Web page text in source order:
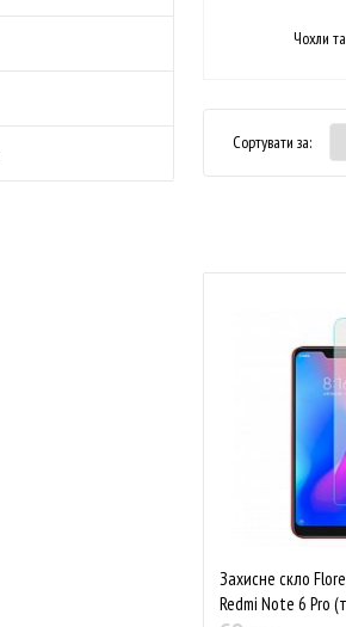
Чохли
Сортувати за:
Захисне скло
Redmi Note 6 Pro